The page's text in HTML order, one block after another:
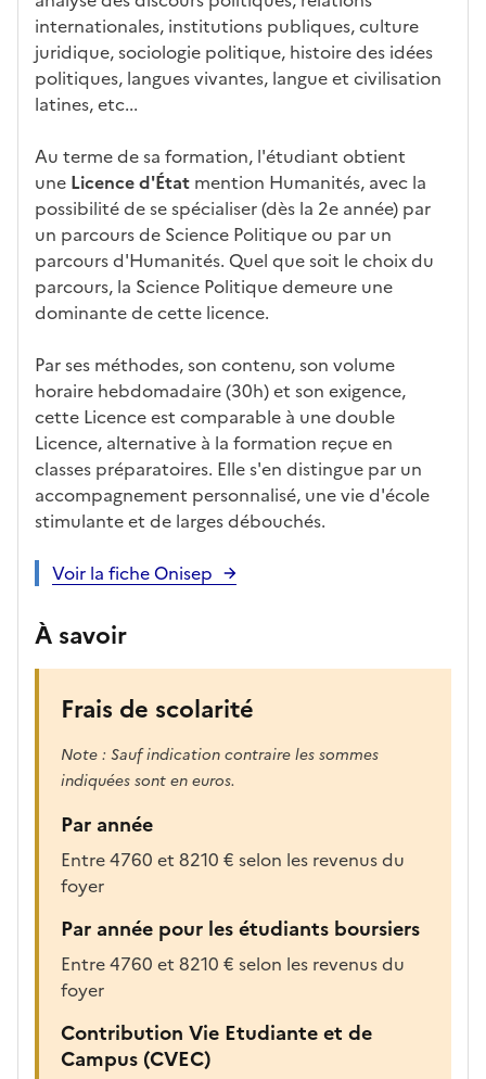
n
s
l
a
n
e
d
é
r
o
a
n
t
e
c
-
p
s
r
r
c
ur
e
internationales, institutions publiques, culture
juridique, sociologie politique, histoire des idées
politiques, langues vivantes, langue et civilisation
latines, etc...
Au terme de sa formation, l'étudiant obtient
une Licence d'État mention Humanités, avec la
possibilité de se spécialiser (dès la 2e année) par
un parcours de Science Politique ou par un
parcours d'Humanités. Quel que soit le choix du
parcours, la Science Politique demeure une
dominante de cette licence.
Par ses méthodes, son contenu, son volume
horaire hebdomadaire (30h) et son exigence,
cette Licence est comparable à une double
Licence, alternative à la formation reçue en
classes préparatoires. Elle s'en distingue par un
accompagnement personnalisé, une vie d'école
stimulante et de larges débouchés.
Voir la fiche Onisep
À savoir
Frais de scolarité
Note : Sauf indication contraire les sommes
indiquées sont en euros.
Par année
Entre 4760 et 8210 € selon les revenus du
foyer
Par année pour les étudiants boursiers
Entre 4760 et 8210 € selon les revenus du
foyer
Contribution Vie Etudiante et de
Campus (CVEC)